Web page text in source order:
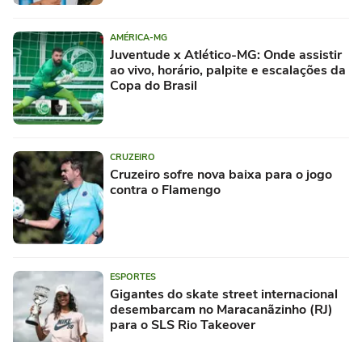
AMÉRICA-MG
Juventude x Atlético-MG: Onde assistir
ao vivo, horário, palpite e escalações da
Copa do Brasil
CRUZEIRO
Cruzeiro sofre nova baixa para o jogo
contra o Flamengo
ESPORTES
Gigantes do skate street internacional
desembarcam no Maracanãzinho (RJ)
para o SLS Rio Takeover